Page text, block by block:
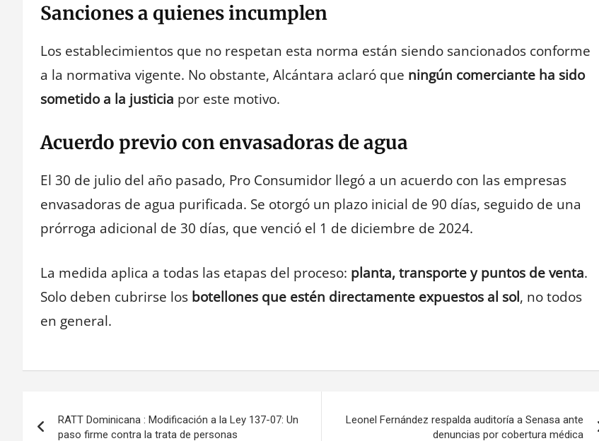
Sanciones a quienes incumplen
Los establecimientos que no respetan esta norma están siendo sancionados conforme
a la normativa vigente. No obstante, Alcántara aclaró que ningún comerciante ha sido
sometido a la justicia por este motivo.
Acuerdo previo con envasadoras de agua
El 30 de julio del año pasado, Pro Consumidor llegó a un acuerdo con las empresas
envasadoras de agua purificada. Se otorgó un plazo inicial de 90 días, seguido de una
prórroga adicional de 30 días, que venció el 1 de diciembre de 2024.
La medida aplica a todas las etapas del proceso: planta, transporte y puntos de venta.
Solo deben cubrirse los botellones que estén directamente expuestos al sol, no todos
en general.
de
RATT Dominicana : Modificación a la Ley 137-07: Un
paso firme contra la trata de personas
Leonel Fernández respalda auditoría a Senasa ante
denuncias por cobertura médica